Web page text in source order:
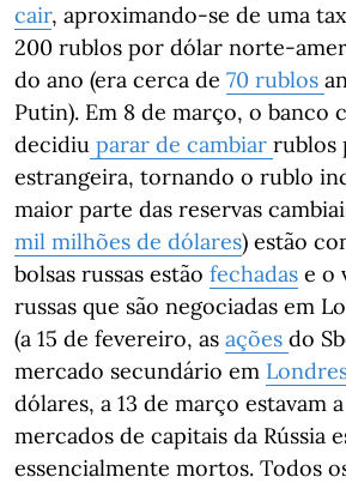
cair, aproximando-se de uma
200 rublos por dólar norte-
do ano (era cerca de 70 rublos
Putin). Em 8 de março, o banco
decidiu parar de cambiar rublos
estrangeira, tornando o rublo
maior parte das reservas
mil milhões de dólares) estão
bolsas russas estão fechadas e o
russas que são negociadas em
(a 15 de fevereiro, as ações do
mercado secundário em
dólares, a 13 de março estavam
mercados de capitais da Rússia
essencialmente mortos. Todos